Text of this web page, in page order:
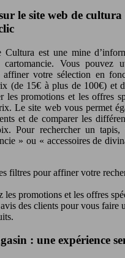
le site web de
est une mine
Vous pouvez
affiner votre sélection en
(de 15€ à plus de 100€) et
les promotions et les offres
Le site web vous permet
et de comparer les
Pour rechercher un tapis,
» ou « accessoires de
filtres pour affiner votre
les promotions et les offres
des clients pour vous faire
: une expérience